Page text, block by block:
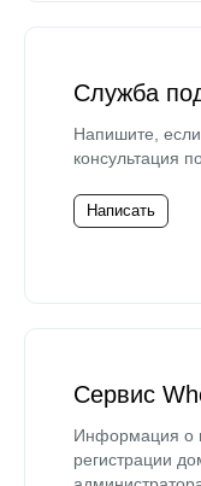
Служба
Напишите,
консультация
Написать
Сервис
Информация о
регистрации